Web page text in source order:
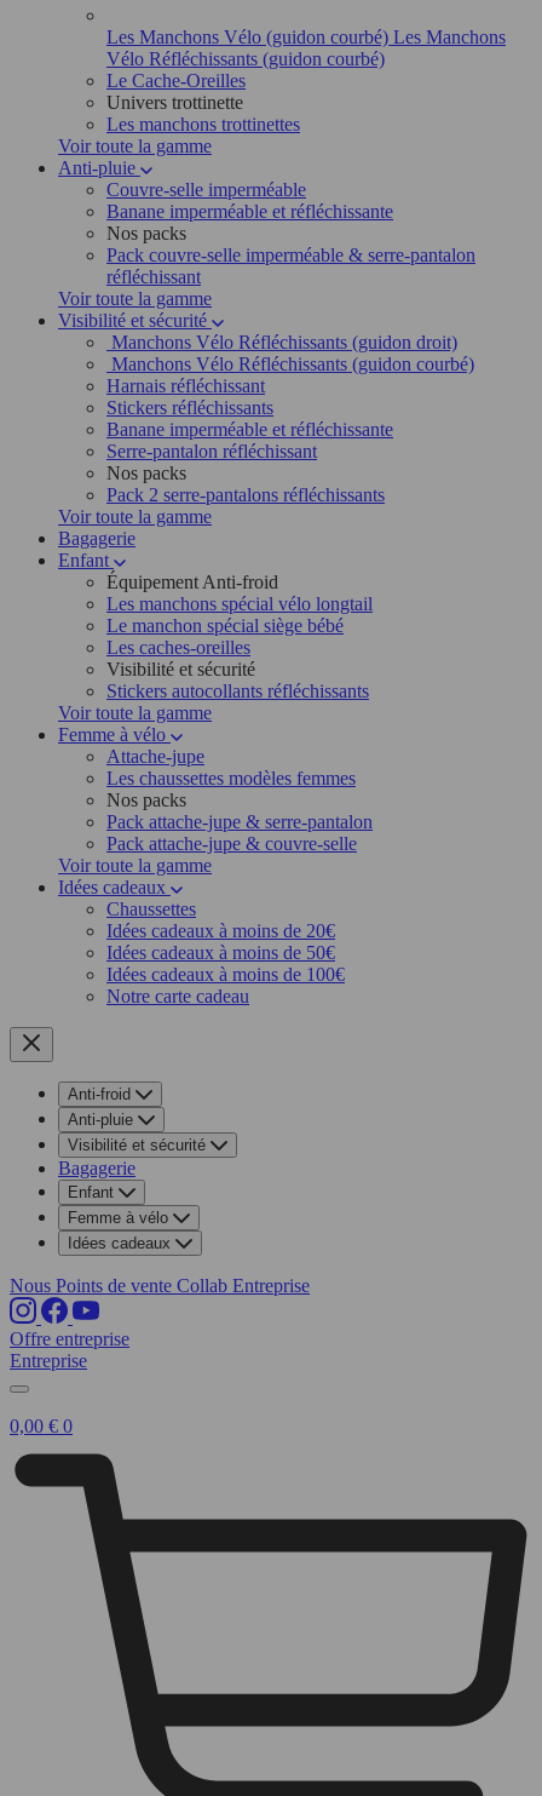
Les Manchons Vélo (guidon courbé) Les Manchons
Vélo Réfléchissants (guidon courbé)
Le Cache-Oreilles
Univers trottinette
Les manchons trottinettes
Voir toute la gamme
Anti-pluie
Couvre-selle imperméable
Banane imperméable et réfléchissante
Nos packs
Pack couvre-selle imperméable & serre-pantalon
réfléchissant
Voir toute la gamme
Visibilité et sécurité
Manchons Vélo Réfléchissants (guidon droit)
Manchons Vélo Réfléchissants (guidon courbé)
Harnais réfléchissant
Stickers réfléchissants
Banane imperméable et réfléchissante
Serre-pantalon réfléchissant
Nos packs
Pack 2 serre-pantalons réfléchissants
Voir toute la gamme
Bagagerie
Enfant
Équipement Anti-froid
Les manchons spécial vélo longtail
Le manchon spécial siège bébé
Les caches-oreilles
Visibilité et sécurité
Stickers autocollants réfléchissants
Voir toute la gamme
Femme à vélo
Attache-jupe
Les chaussettes modèles femmes
Nos packs
Pack attache-jupe & serre-pantalon
Pack attache-jupe & couvre-selle
Voir toute la gamme
Idées cadeaux
Chaussettes
Idées cadeaux à moins de 20€
Idées cadeaux à moins de 50€
Idées cadeaux à moins de 100€
Notre carte cadeau
Anti-froid
Anti-pluie
Visibilité et sécurité
Bagagerie
Enfant
Femme à vélo
Idées cadeaux
Nous Points de vente Collab Entreprise
Offre entreprise
Entreprise
0,00 € 0